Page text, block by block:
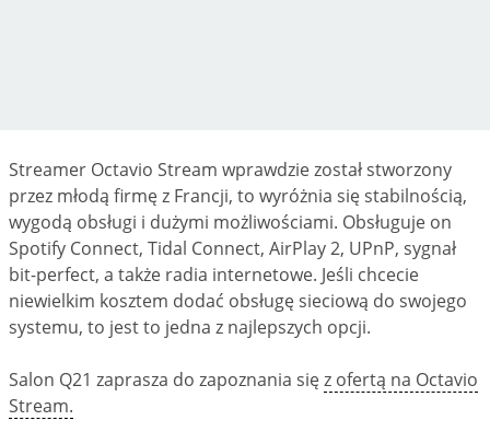
Streamer Octavio Stream wprawdzie został stworzony
przez młodą firmę z Francji, to wyróżnia się stabilnością,
wygodą obsługi i dużymi możliwościami. Obsługuje on
Spotify Connect, Tidal Connect, AirPlay 2, UPnP, sygnał
bit-perfect, a także radia internetowe. Jeśli chcecie
niewielkim kosztem dodać obsługę sieciową do swojego
systemu, to jest to jedna z najlepszych opcji.
Salon Q21 zaprasza do zapoznania sięz ofertą na Octavio
Stream.